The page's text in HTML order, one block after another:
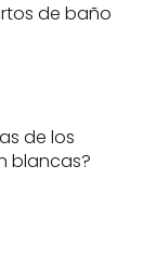
de baño
de los
blancas?